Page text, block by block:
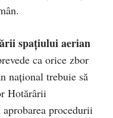
spațiului aerian
ca orice zbor
național trebuie să
Hotărârii
procedurii